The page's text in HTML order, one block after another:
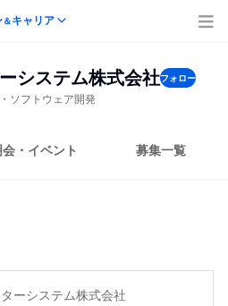
＆キャリア
システム株式会社フォロー
ソフトウェア開発
・イベント 募集一覧
ーシステム株式会社